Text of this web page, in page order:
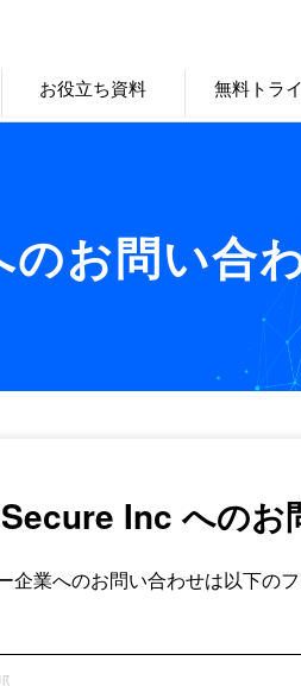
お役立ち資料 無料トラ
のお問い合
Inc へのお
企業へのお問い合わせは以下の